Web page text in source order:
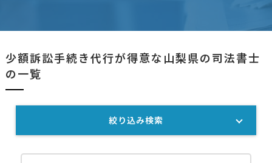
少額訴訟手続き代行が得意な山梨県の司法書士
の一覧
絞り込み検索